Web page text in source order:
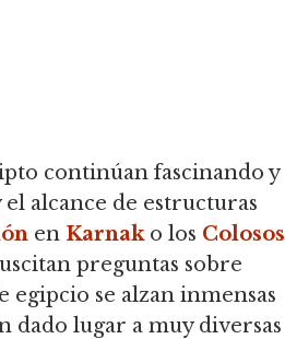
continúan fascinando y
el alcance de estructuras
en Karnako los Colosos
preguntas sobre
egipcio se alzan inmensas
dado lugar a muy diversas